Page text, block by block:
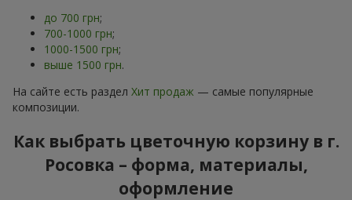
до 700 грн;
700-1000 грн;
1000-1500 грн;
выше 1500 грн.
На сайте есть раздел Хит продаж — самые популярные
композиции.
Как выбрать цветочную корзину в г.
Росовка – форма, материалы,
оформление